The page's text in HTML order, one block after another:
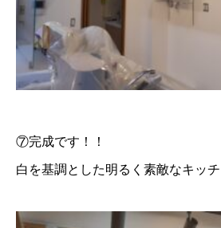
⑦完成です！！
白を基調とした明るく素敵なキッ